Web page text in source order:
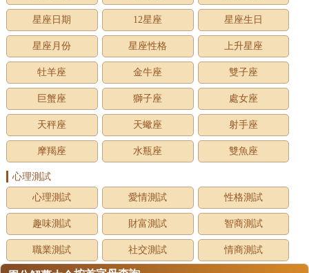
星座日期 12星座 星座生日
星座月份 星座性格 上升星座
牡羊座 金牛座 雙子座
巨蟹座 獅子座 處女座
天秤座 天蠍座 射手座
摩羯座 水瓶座 雙魚座
心理測試
心理測試
愛情測試 性格測試
趣味測試 財富測試 智商測試
職業測試 社交測試 情商測試